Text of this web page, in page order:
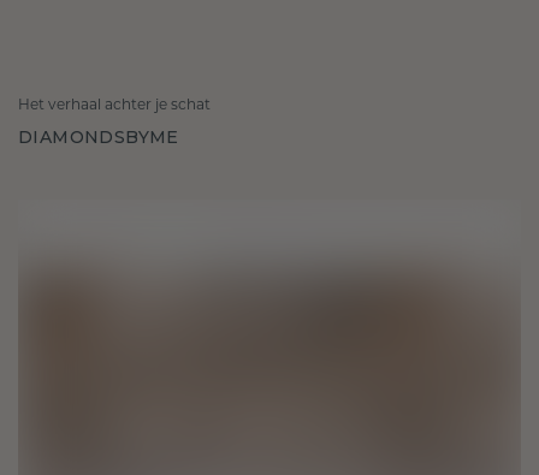
Het verhaal achter je schat
DIAMONDSBYME